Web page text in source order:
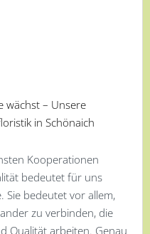
wächst – Unsere
in Schönaich
Kooperationen
bedeutet für uns
Sie bedeutet vor allem,
zu verbinden, die
Qualität arbeiten. Genau